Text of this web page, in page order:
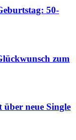
50-
zum
neue Single